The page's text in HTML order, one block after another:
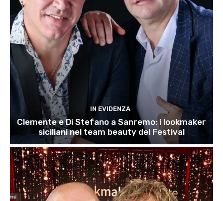
IN EVIDENZA
Clemente e Di Stefano a Sanremo: i lookmaker
siciliani nel team beauty del Festival